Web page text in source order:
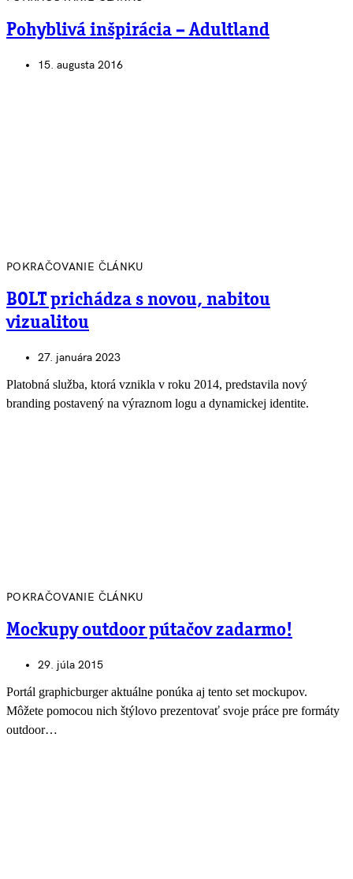
Pohyblivá inšpirácia – Adultland
15. augusta 2016
POKRAČOVANIE ČLÁNKU
BOLT prichádza s novou, nabitou
vizualitou
27. januára 2023
Platobná služba, ktorá vznikla v roku 2014, predstavila nový
branding postavený na výraznom logu a dynamickej identite.
POKRAČOVANIE ČLÁNKU
Mockupy outdoor pútačov zadarmo!
29. júla 2015
Portál graphicburger aktuálne ponúka aj tento set mockupov.
Môžete pomocou nich štýlovo prezentovať svoje práce pre formáty
outdoor…